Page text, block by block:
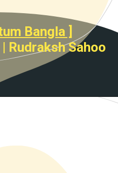
Bangla ]
Rudraksh Sahoo